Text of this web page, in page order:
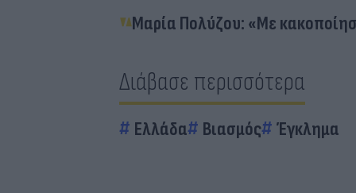
Μαρία Πολύζου: «Με
Διάβασε περισσότερα
Ελλάδα Βιασμός Έγκλημα